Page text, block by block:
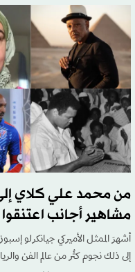
من محمد علي كلاي
مشاهير أجانب اعتنقوا
أشهرَ الممثل الأميركي جيانكرلو
إلى ذلك نجوم كثُر من عالم الفن